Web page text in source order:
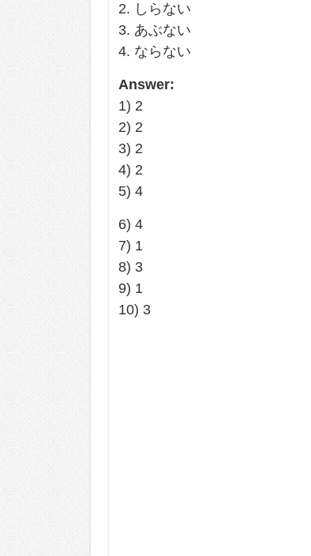
2. しらない
3. あぶない
4. ならない
Answer:
1) 2
2) 2
3) 2
4) 2
5) 4
6) 4
7) 1
8) 3
9) 1
10) 3